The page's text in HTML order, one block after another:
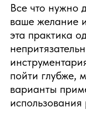
Все что нужно
ваше желание
эта практика
пойти глубже,
варианты